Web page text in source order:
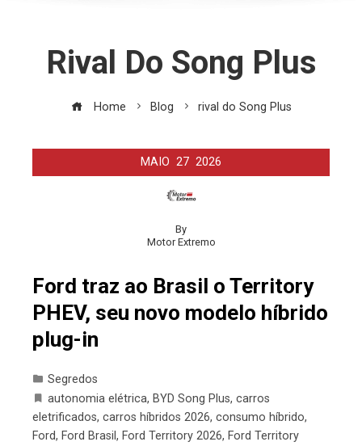
Rival Do Song Plus
Home Blog rival do Song Plus
MAIO 27 2026
By
Motor Extremo
Ford traz ao Brasil o Territory
PHEV, seu novo modelo híbrido
plug-in
Segredos
autonomia elétrica, BYD Song Plus, carros
eletrificados, carros híbridos 2026, consumo híbrido,
Ford, Ford Brasil , Ford Territory 2026, Ford Territory